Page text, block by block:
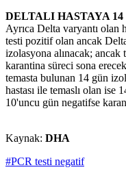
DELTALI HASTAYA
Ayrıca Delta varyantı olan
testi pozitif olan ancak
izolasyona alınacak; ancak
karantina süreci sona
temasta bulunan 14 gün
hastası ile temaslı olan ise
10'uncu gün negatifse
Kaynak: DHA
#PCR testi negatif